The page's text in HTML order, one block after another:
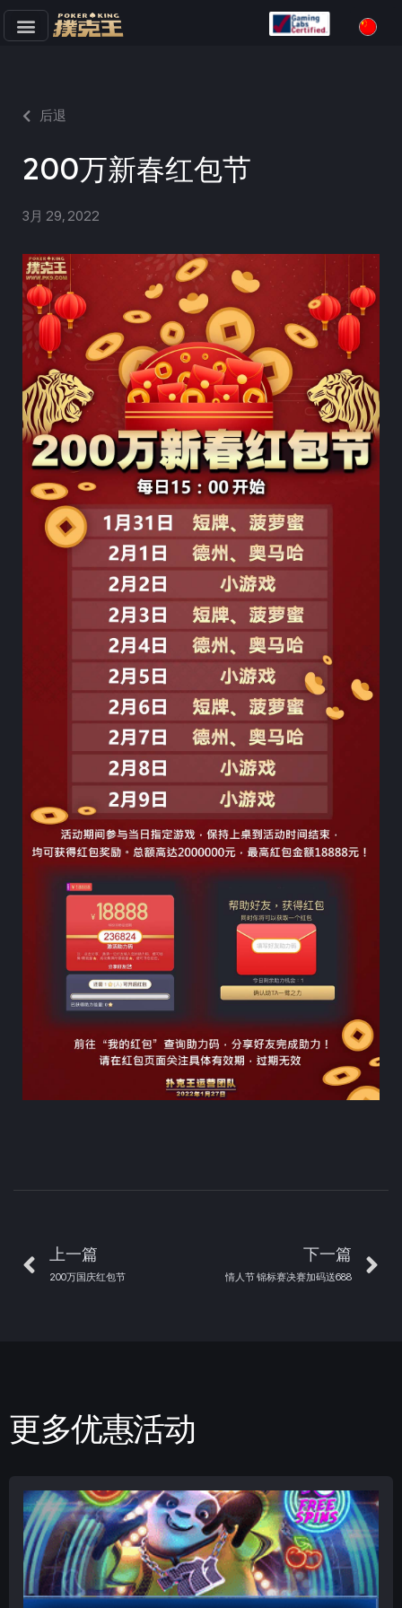
文
后退
200万新春红包节
3月 29, 2022
上一篇
200万国庆红包节
下一篇
情人节 锦标赛决赛加码送688
更多优惠活动